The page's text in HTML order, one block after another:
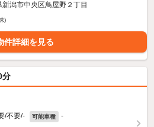
新潟市中央区鳥屋野２丁目
)
件詳細を見る
分
/不要/- 可能車種 -